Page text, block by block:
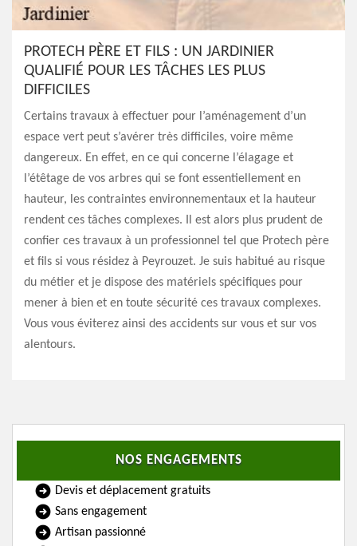
PROTECH PÈRE ET FILS : UN JARDINIER
QUALIFIÉ POUR LES TÂCHES LES PLUS
DIFFICILES
Certains travaux à effectuer pour l’aménagement d’un
espace vert peut s’avérer très difficiles, voire même
dangereux. En effet, en ce qui concerne l’élagage et
l’étêtage de vos arbres qui se font essentiellement en
hauteur, les contraintes environnementaux et la hauteur
rendent ces tâches complexes. Il est alors plus prudent de
confier ces travaux à un professionnel tel que Protech père
et fils si vous résidez à Peyrouzet. Je suis habitué au risque
du métier et je dispose des matériels spécifiques pour
mener à bien et en toute sécurité ces travaux complexes.
Vous vous éviterez ainsi des accidents sur vous et sur vos
alentours.
NOS ENGAGEMENTS
Devis et déplacement gratuits
Sans engagement
Artisan passionné